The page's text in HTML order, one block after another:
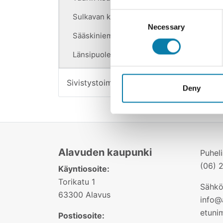
Necessary
Deny
Sulkavan koulun ip
Sääskiniemen koulun ip
Länsipuolen koulun ip
Sivistystoimisto
Alavuden kaupunki
Käyntiosoite:
Torikatu 1
63300 Alavus
Postiosoite:
(06)